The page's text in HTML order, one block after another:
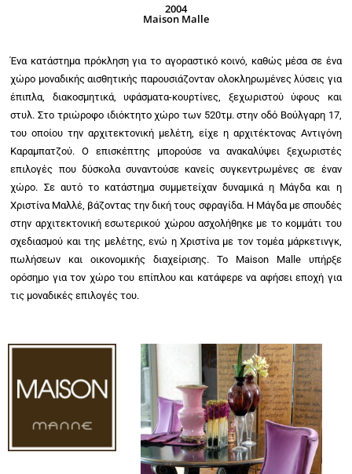
2004
Maison Malle
Ένα κατάστημα πρόκληση για το αγοραστικό κοινό, καθώς μέσα σε ένα
χώρο μοναδικής αισθητικής παρουσιάζονταν ολοκληρωμένες λύσεις για
έπιπλα, διακοσμητικά, υφάσματα-κουρτίνες, ξεχωριστού ύφους και
στυλ. Στο τριώροφο ιδιόκτητο χώρο των 520τμ. στην οδό Βούλγαρη 17,
του οποίου την αρχιτεκτονική μελέτη, είχε η αρχιτέκτονας Αντιγόνη
Καραμπατζού. Ο επισκέπτης μπορούσε να ανακαλύψει ξεχωριστές
επιλογές που δύσκολα συναντούσε κανείς συγκεντρωμένες σε έναν
χώρο. Σε αυτό το κατάστημα συμμετείχαν δυναμικά η Μάγδα και η
Χριστίνα Μαλλέ, βάζοντας την δική τους σφραγίδα. Η Μάγδα με σπουδές
στην αρχιτεκτονική εσωτερικού χώρου ασχολήθηκε με το κομμάτι του
σχεδιασμού και της μελέτης, ενώ η Χριστίνα με τον τομέα μάρκετινγκ,
πωλήσεων και οικονομικής διαχείρισης. Το Maison Malle υπήρξε
ορόσημο για τον χώρο του επίπλου και κατάφερε να αφήσει εποχή για
τις μοναδικές επιλογές του.